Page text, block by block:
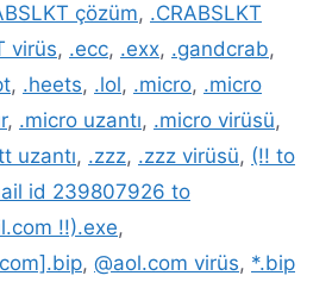
çözüm, .CRABSLKT
virüs, .ecc, .exx, .gandcrab,
, .heets, .lol, .micro, .micro
, .micro uzantı, .micro virüsü,
uzantı, .zzz, .zzz virüsü, (!! to
id 239807926 to
!!).exe,
, @aol.com virüs, *.bip